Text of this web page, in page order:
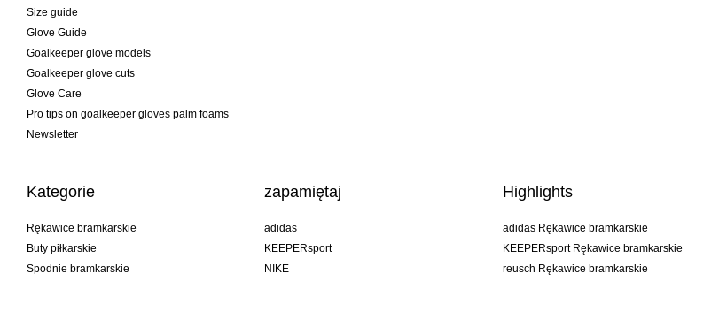
Size guide
Glove Guide
Goalkeeper glove models
Goalkeeper glove cuts
Glove Care
Pro tips on goalkeeper gloves palm foams
Newsletter
Kategorie
Rękawice bramkarskie
Buty piłkarskie
Spodnie bramkarskie
zapamiętaj
adidas
KEEPERsport
NIKE
Highlights
adidas Rękawice bramkarskie
KEEPERsport Rękawice bramkarskie
reusch Rękawice bramkarskie